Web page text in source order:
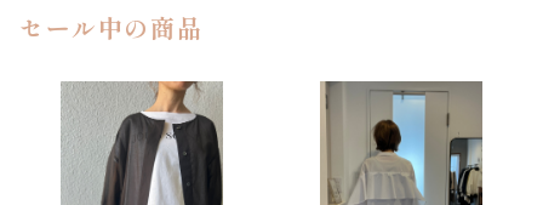
セール中の商品